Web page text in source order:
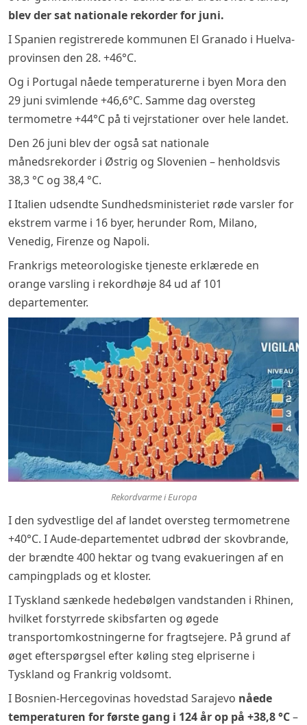
blev der sat nationale rekorder for juni.
I Spanien registrerede kommunen El Granado i Huelva-
provinsen den 28. +46°C.
Og i Portugal nåede temperaturerne i byen Mora den
29 juni svimlende +46,6°C. Samme dag oversteg
termometre +44°C på ti vejrstationer over hele landet.
Den 26 juni blev der også sat nationale
månedsrekorder i Østrig og Slovenien – henholdsvis
38,3 °C og 38,4 °C.
I Italien udsendte Sundhedsministeriet røde varsler for
ekstrem varme i 16 byer, herunder Rom, Milano,
Venedig, Firenze og Napoli.
Frankrigs meteorologiske tjeneste erklærede en
orange varsling i rekordhøje 84 ud af 101
departementer.
Rekordvarme i Europa
I den sydvestlige del af landet oversteg termometrene
+40°C. I Aude-departementet udbrød der skovbrande,
der brændte 400 hektar og tvang evakueringen af en
campingplads og et kloster.
I Tyskland sænkede hedebølgen vandstanden i Rhinen,
hvilket forstyrrede skibsfarten og øgede
transportomkostningerne for fragtsejere. På grund af
øget efterspørgsel efter køling steg elpriserne i
Tyskland og Frankrig voldsomt.
I Bosnien-Hercegovinas hovedstad Sarajevo nåede
temperaturen for første gang i 124 år op på +38,8 °C–